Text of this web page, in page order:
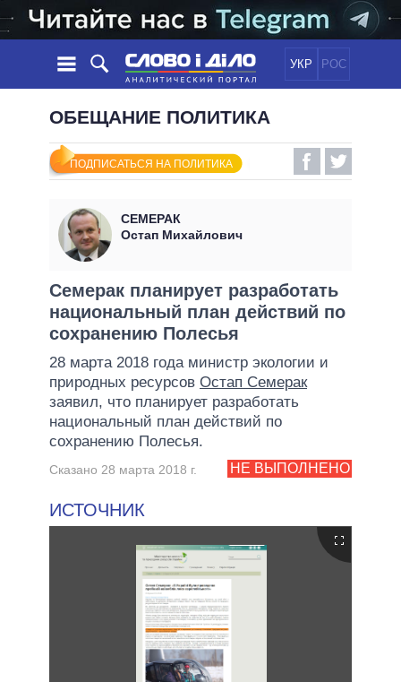
УКР РОС
НОВОСТИ
ЛЕНТА
СОБЫТИЯ
СТАТЬИ
МНЕНИЯ
ОБЗОРЫ
ДАЙДЖЕСТЫ
ПОЛИТИКА
ЭКОНОМИКА
МИР
ОБЕЩАНИЯ
ВСЕ ПОЛИТИКИ
ПРЕЗИДЕНТ И ОФИС
ВЕРХОВНАЯ РАДА
КАБИНЕТ МИНИСТРОВ
ГЛАВЫ ОБЛАДМИНИСТРАЦИЙ
МЭРЫ
ВСЕ ПЕРСОНЫ
ИНФОГРАФИКА
ПОДДЕРЖАТЬ
ОБЕЩАНИЕ ПОЛИТИКА
ПОДПИСАТЬСЯ НА ПОЛИТИКА
СЕМЕРАК
Остап Михайлович
Семерак планирует разработать
национальный план действий по
сохранению Полесья
28 марта 2018 года министр экологии и
природных ресурсов Остап Семерак
заявил, что планирует разработать
национальный план действий по
сохранению Полесья.
НЕ ВЫПОЛНЕНО
Сказано 28 марта 2018 г.
ИСТОЧНИК